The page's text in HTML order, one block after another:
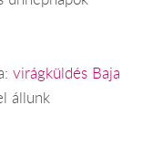
virágküldés Baja
állunk